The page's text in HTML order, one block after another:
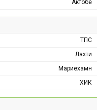
Актобе
ТПС
Лахти
Мариехамн
ХИК